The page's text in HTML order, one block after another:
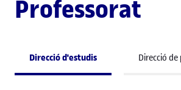
Professorat
Direcció d'estudis Direcció